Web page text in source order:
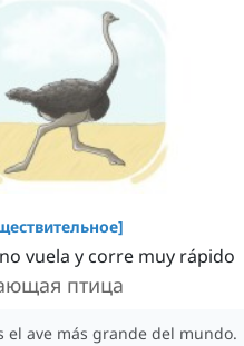
]
vuela y corre muy rápido
птица
el ave más grande del mundo.